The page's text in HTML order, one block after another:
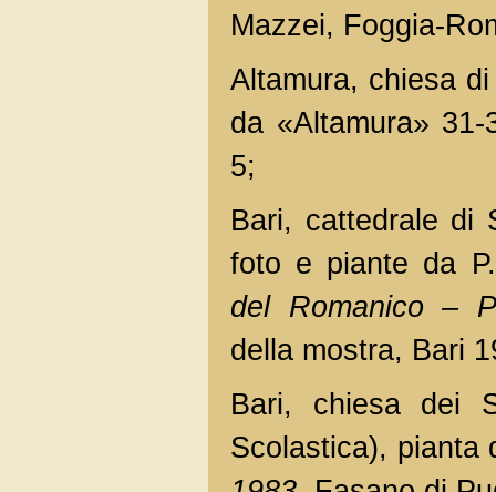
Mazzei, Foggia-
Altamura, chiesa
da «Altamura»
5;
Bari, cattedrale di
foto e piante da
del Romanico –
della mostra, Bari
Bari, chiesa dei
Scolastica), pianta